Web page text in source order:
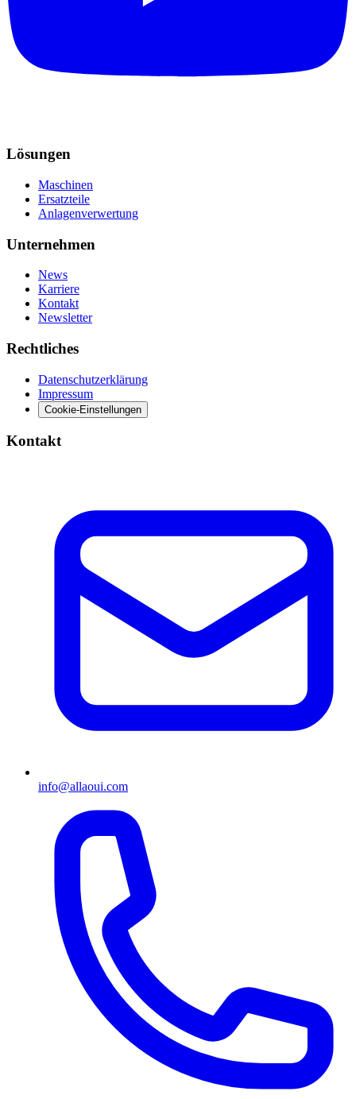
Lösungen
Maschinen
Ersatzteile
Anlagenverwertung
Unternehmen
News
Karriere
Kontakt
Newsletter
Rechtliches
Datenschutzerklärung
Impressum
Cookie-Einstellungen
Kontakt
info@allaoui.com